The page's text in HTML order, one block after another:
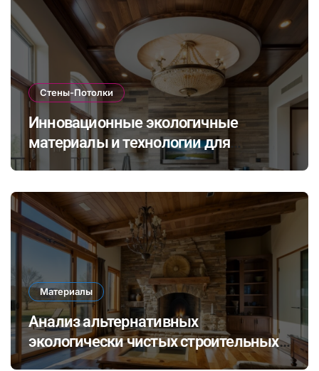
Стены-Потолки
Инновационные экологичные
материалы и технологии для
стильной и долговечной отделки
Материалы
Анализ альтернативных
экологически чистых строительных
материалов: ревитализация отходов